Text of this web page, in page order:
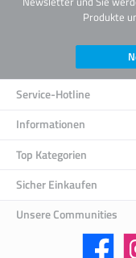
Produkte
Service-Hotline
Informationen
Top Kategorien
Sicher Einkaufen
Unsere Communities